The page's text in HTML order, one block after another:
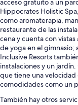
acceso gratuito a un
Hippocrates Holistic
como aromaterapia,
restaurante de las
cena y cuenta con
de yoga en el gimnasio;
Inclusive Resorts
instalaciones y un
que tiene una
comodidades como un
También hay otros